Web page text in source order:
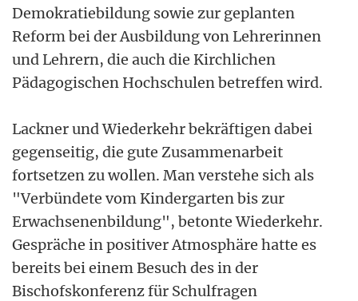
Demokratiebildung sowie zur geplanten
Reform bei der Ausbildung von Lehrerinnen
und Lehrern, die auch die Kirchlichen
Pädagogischen Hochschulen betreffen wird.
Lackner und Wiederkehr bekräftigen dabei
gegenseitig, die gute Zusammenarbeit
fortsetzen zu wollen. Man verstehe sich als
"Verbündete vom Kindergarten bis zur
Erwachsenenbildung", betonte Wiederkehr.
Gespräche in positiver Atmosphäre hatte es
bereits bei einem Besuch des in der
Bischofskonferenz für Schulfragen